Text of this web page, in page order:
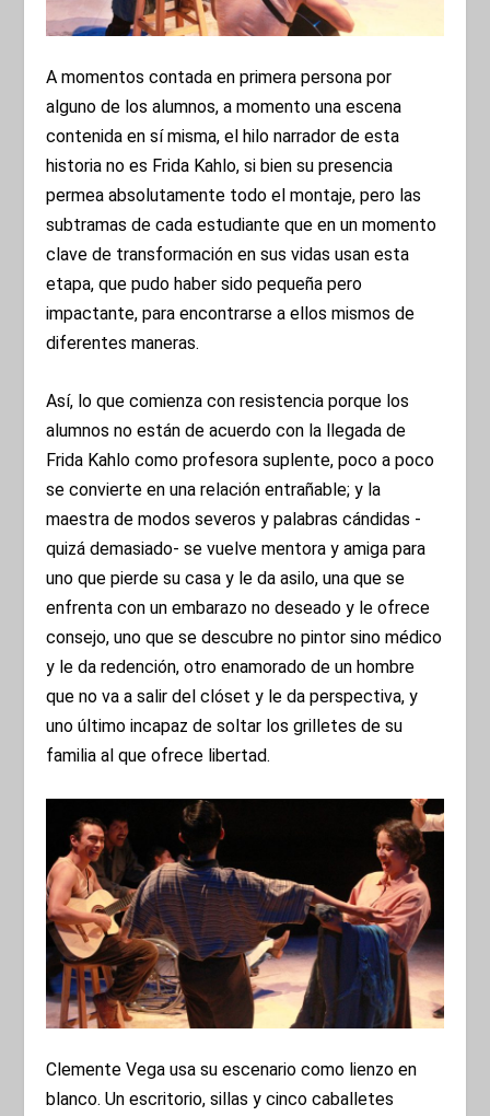
A momentos contada en primera persona por
alguno de los alumnos, a momento una escena
contenida en sí misma, el hilo narrador de esta
historia no es Frida Kahlo, si bien su presencia
permea absolutamente todo el montaje, pero las
subtramas de cada estudiante que en un momento
clave de transformación en sus vidas usan esta
etapa, que pudo haber sido pequeña pero
impactante, para encontrarse a ellos mismos de
diferentes maneras.
Así, lo que comienza con resistencia porque los
alumnos no están de acuerdo con la llegada de
Frida Kahlo como profesora suplente, poco a poco
se convierte en una relación entrañable; y la
maestra de modos severos y palabras cándidas -
quizá demasiado- se vuelve mentora y amiga para
uno que pierde su casa y le da asilo, una que se
enfrenta con un embarazo no deseado y le ofrece
consejo, uno que se descubre no pintor sino médico
y le da redención, otro enamorado de un hombre
que no va a salir del clóset y le da perspectiva, y
uno último incapaz de soltar los grilletes de su
familia al que ofrece libertad.
Clemente Vega usa su escenario como lienzo en
blanco. Un escritorio, sillas y cinco caballetes